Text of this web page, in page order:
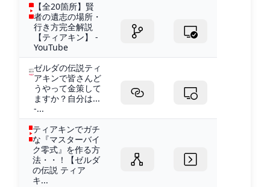
【全20箇所】賢
者の遺志の場所・
行き方完全解説
【ティアキン】 -
YouTube
ゼルダの伝説ティ
アキンで皆さんど
うやって金策して
ますか？自分は...
-...
ティアキンでガチ
な『マスターバイ
ク零式』を作る方
法・・！【ゼルダ
の伝説 ティア
キ...